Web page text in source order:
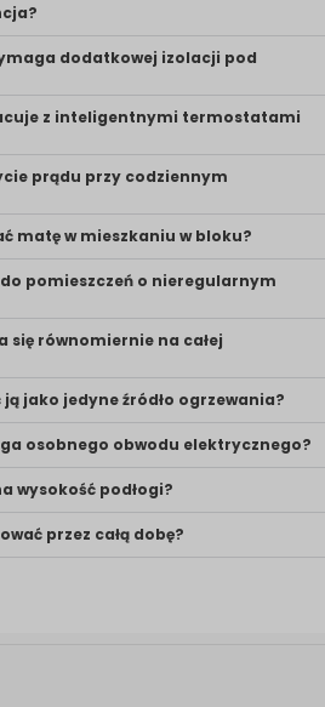
dodatkowej izolacji pod
z inteligentnymi termostatami
prądu przy codziennym
matę w mieszkaniu w bloku?
pomieszczeń o nieregularnym
się równomiernie na całej
jako jedyne źródło ogrzewania?
osobnego obwodu elektrycznego?
wysokość podłogi?
przez całą dobę?